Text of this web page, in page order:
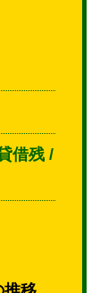
借残 /